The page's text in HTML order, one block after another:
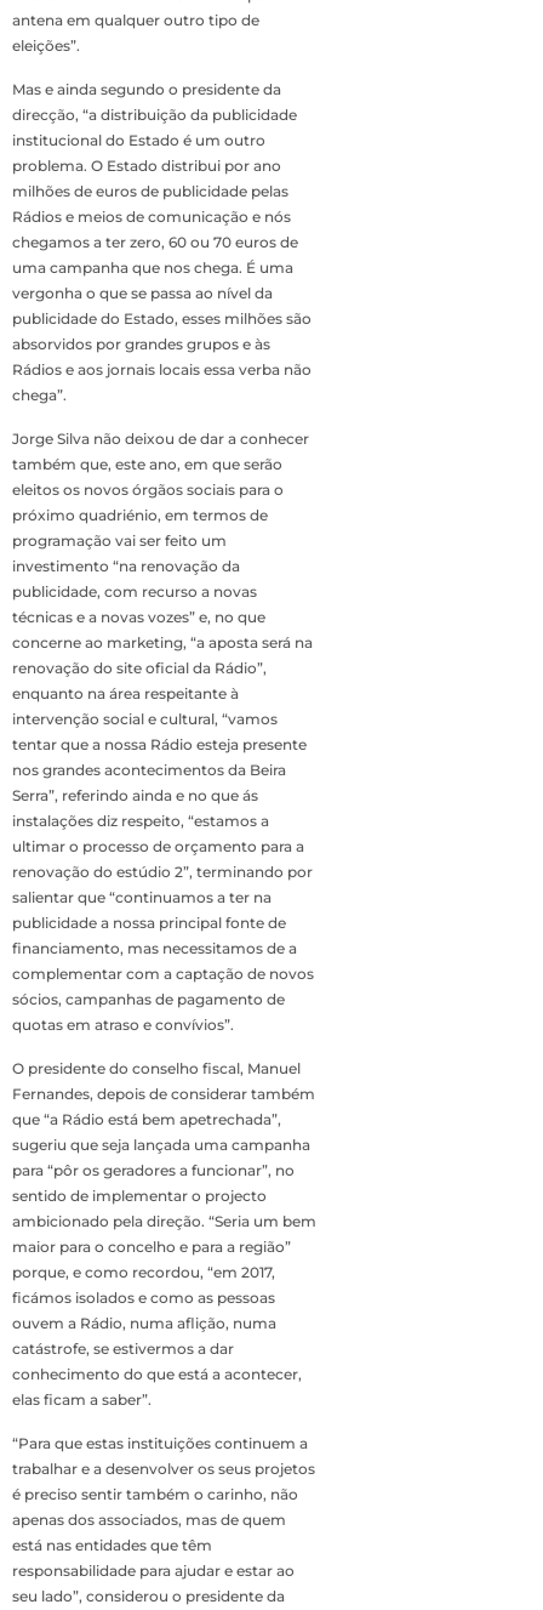
antena em qualquer outro tipo de
eleições”.
Mas e ainda segundo o presidente da
direcção, “a distribuição da publicidade
institucional do Estado é um outro
problema. O Estado distribui por ano
milhões de euros de publicidade pelas
Rádios e meios de comunicação e nós
chegamos a ter zero, 60 ou 70 euros de
uma campanha que nos chega. É uma
vergonha o que se passa ao nível da
publicidade do Estado, esses milhões são
absorvidos por grandes grupos e às
Rádios e aos jornais locais essa verba não
chega”.
Jorge Silva não deixou de dar a conhecer
também que, este ano, em que serão
eleitos os novos órgãos sociais para o
próximo quadriénio, em termos de
programação vai ser feito um
investimento “na renovação da
publicidade, com recurso a novas
técnicas e a novas vozes” e, no que
concerne ao marketing, “a aposta será na
renovação do site oficial da Rádio”,
enquanto na área respeitante à
intervenção social e cultural, “vamos
tentar que a nossa Rádio esteja presente
nos grandes acontecimentos da Beira
Serra”, referindo ainda e no que ás
instalações diz respeito, “estamos a
ultimar o processo de orçamento para a
renovação do estúdio 2”, terminando por
salientar que “continuamos a ter na
publicidade a nossa principal fonte de
financiamento, mas necessitamos de a
complementar com a captação de novos
sócios, campanhas de pagamento de
quotas em atraso e convívios”.
O presidente do conselho fiscal, Manuel
Fernandes, depois de considerar também
que “a Rádio está bem apetrechada”,
sugeriu que seja lançada uma campanha
para “pôr os geradores a funcionar”, no
sentido de implementar o projecto
ambicionado pela direção. “Seria um bem
maior para o concelho e para a região”
porque, e como recordou, “em 2017,
ficámos isolados e como as pessoas
ouvem a Rádio, numa aflição, numa
catástrofe, se estivermos a dar
conhecimento do que está a acontecer,
elas ficam a saber”.
“Para que estas instituições continuem a
trabalhar e a desenvolver os seus projetos
é preciso sentir também o carinho, não
apenas dos associados, mas de quem
está nas entidades que têm
responsabilidade para ajudar e estar ao
seu lado”, considerou o presidente da